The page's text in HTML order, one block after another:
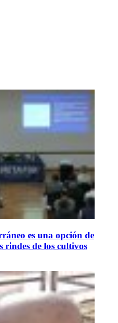
es una opción de
de los cultivos